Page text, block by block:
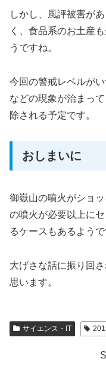
しかし、風評被害が
く、食品系のお土産
うですね。
今回の警戒レベルが
などの現象が治まっ
除される予定です。
おしまいに
御嶽山の噴火がショ
の噴火が必要以上に
るケースもあるようで
大げさな話に振り回
思います。
サイエンス・IT